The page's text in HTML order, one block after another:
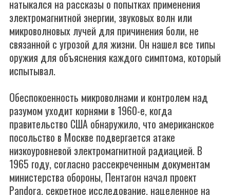
натыкался на рассказы о попытках применения
электромагнитной энергии, звуковых волн или
микроволновых лучей для причинения боли, не
связанной с угрозой для жизни. Он нашел все типы
оружия для объяснения каждого симптома, который
испытывал.
Обеспокоенность микроволнами и контролем над
разумом уходит корнями в 1960-е, когда
правительство США обнаружило, что американское
посольство в Москве подвергается атаке
низкоуровневой электромагнитной радиацией. В
1965 году, согласно рассекреченным документам
министерства обороны, Пентагон начал проект
Pandora, секретное исследование, нацеленное на